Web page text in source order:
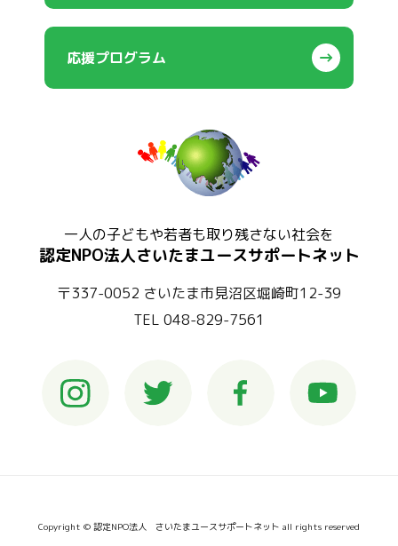
応援プログラム
一人の子どもや若者も取り残さない社会を
認定NPO法人さいたまユースサポートネット
〒337-0052 さいたま市見沼区堀崎町12-39
TEL 048-829-7561
Copyright © 認定NPO法人 さいたまユースサポートネット all rights reserved